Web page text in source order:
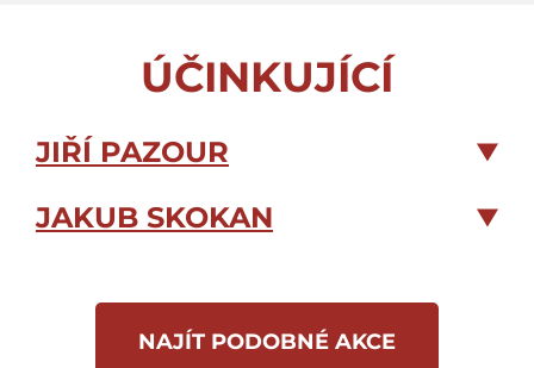
ÚČINKUJÍCÍ
JIŘÍ PAZOUR
JAKUB SKOKAN
NAJÍT PODOBNÉ AKCE